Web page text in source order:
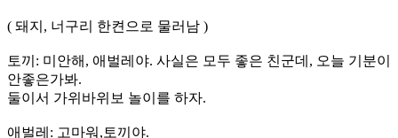
( 돼지, 너구리 한켠으로 물러남 )
토끼: 미안해, 애벌레야. 사실은 모두 좋은 친군데, 오늘 기분이
안좋은가봐.
둘이서 가위바위보 놀이를 하자.
애벌레: 고마워,토끼야.